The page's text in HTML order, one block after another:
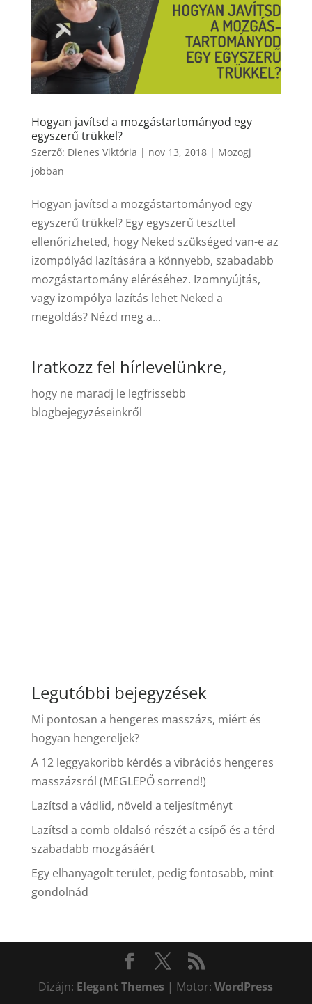
Hogyan javítsd a mozgástartományod egy
egyszerű trükkel?
Szerző: Dienes Viktória | nov 13, 2018| Mozogj
jobban
Hogyan javítsd a mozgástartományod egy
egyszerű trükkel? Egy egyszerű teszttel
ellenőrizheted, hogy Neked szükséged van-e az
izompólyád lazítására a könnyebb, szabadabb
mozgástartomány eléréséhez. Izomnyújtás,
vagy izompólya lazítás lehet Neked a
megoldás? Nézd meg a...
Iratkozz fel hírlevelünkre,
hogy ne maradj le legfrissebb
blogbejegyzéseinkről
Legutóbbi bejegyzések
Mi pontosan a hengeres masszázs, miért és
hogyan hengereljek?
A 12 leggyakoribb kérdés a vibrációs hengeres
masszázsról (MEGLEPŐ sorrend!)
Lazítsd a vádlid, növeld a teljesítményt
Lazítsd a comb oldalsó részét a csípő és a térd
szabadabb mozgásáért
Egy elhanyagolt terület, pedig fontosabb, mint
gondolnád
Dizájn: Elegant Themes | Motor:WordPress